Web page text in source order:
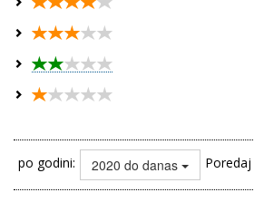
po godini: 2020 do danas Poredaj